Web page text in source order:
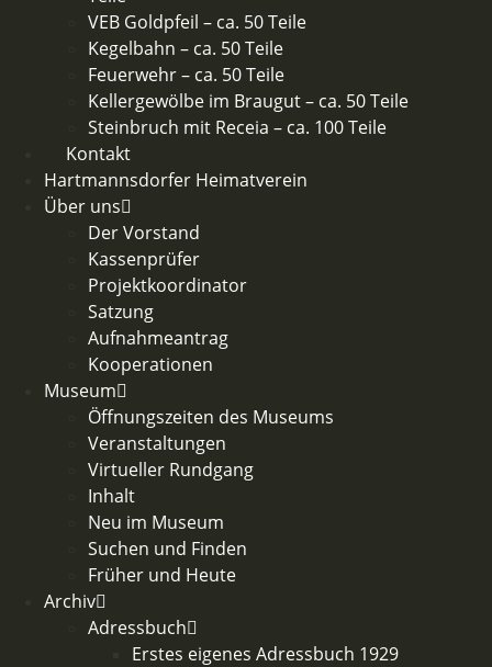
VEB Goldpfeil – ca. 50 Teile
Kegelbahn – ca. 50 Teile
Feuerwehr – ca. 50 Teile​
Kellergewölbe im Braugut – ca. 50 Teile
Steinbruch mit Receia – ca. 100 Teile
Kontakt
Hartmannsdorfer Heimatverein
Über uns
Der Vorstand
Kassenprüfer
Projektkoordinator
Satzung
Aufnahmeantrag
Kooperationen
Museum
Öffnungszeiten des Museums
Veranstaltungen
Virtueller Rundgang
Inhalt
Neu im Museum
Suchen und Finden
Früher und Heute
Archiv
Adressbuch
Erstes eigenes Adressbuch 1929